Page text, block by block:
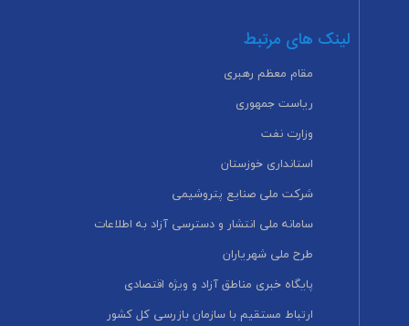
لینک های مرتبط
مقام معظم رهبری
ریاست جمهوری
وزارت نفت
استانداری خوزستان
شرکت ملی صنایع پتروشیمی
سامانه ملی انتشار و دسترسی آزاد به اطلاعات
طرح ملی شهریاران
پایگاه خبری مناطق آزاد و ویژه اقتصادی
ارتباط مستقیم با سازمان بازرسی کل کشور